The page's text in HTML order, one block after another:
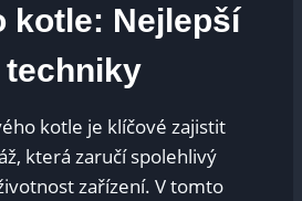
kotle: Nejlepší
techniky
kotle je klíčové zajistit
která zaručí spolehlivý
zařízení. V tomto